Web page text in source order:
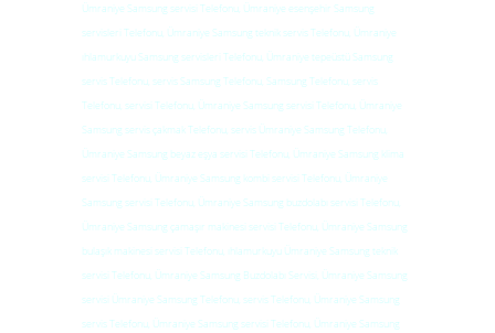
Ümraniye Samsung servisi Telefonu, Ümraniye esenşehir Samsung
servisleri Telefonu, Ümraniye Samsung teknik servis Telefonu, Ümraniye
ıhlamurkuyu Samsung servisleri Telefonu, Ümraniye tepeüstü Samsung
servis Telefonu, servis Samsung Telefonu, Samsung Telefonu, servis
Telefonu, servisi Telefonu, Ümraniye Samsung servisi Telefonu, Ümraniye
Samsung servis çakmak Telefonu, servis Ümraniye Samsung Telefonu,
Ümraniye Samsung beyaz eşya servisi Telefonu, Ümraniye Samsung klima
servisi Telefonu, Ümraniye Samsung kombi servisi Telefonu, Ümraniye
Samsung servisi Telefonu, Ümraniye Samsung buzdolabı servisi Telefonu,
Ümraniye Samsung çamaşır makinesi servisi Telefonu, Ümraniye Samsung
bulaşık makinesi servisi Telefonu, ıhlamurkuyu Ümraniye Samsung teknik
servisi Telefonu, Ümraniye Samsung Buzdolabı Servisi, Ümraniye Samsung
servisi Ümraniye Samsung Telefonu, servis Telefonu, Ümraniye Samsung
servis Telefonu, Ümraniye Samsung servisi Telefonu, Ümraniye Samsung